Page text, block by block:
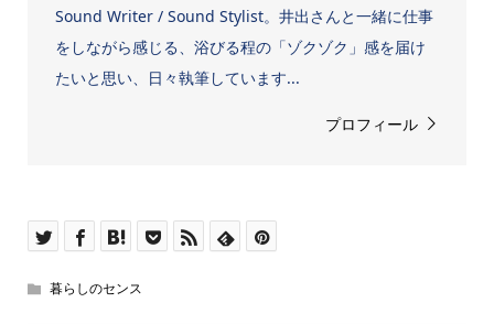
Sound Writer / Sound Stylist。井出さんと一緒に仕事
をしながら感じる、浴びる程の「ゾクゾク」感を届け
たいと思い、日々執筆しています...
プロフィール
暮らしのセンス